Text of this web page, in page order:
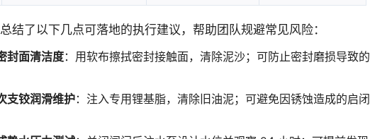
结了以下几点可落地的执行建议，帮助团队规避常见风险：
封面清洁度：用软布擦拭密封接触面，清除泥沙；可防止密封磨损导致的
支铰润滑维护：注入专用锂基脂，清除旧油泥；可避免因锈蚀造成的启闭